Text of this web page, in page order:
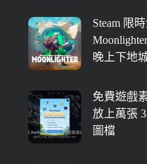
Steam 限
晚上下地
免費遊戲
放上萬張
圖檔